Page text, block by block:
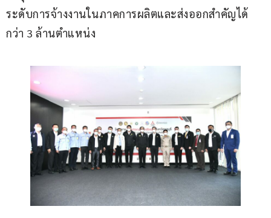
ระดับการจ้างงานในภาคการผลิตและส่งออกสำคัญได้
กว่า 3 ล้านตำแหน่ง